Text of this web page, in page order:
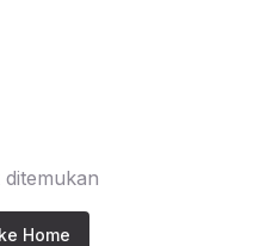
ditemukan
Home